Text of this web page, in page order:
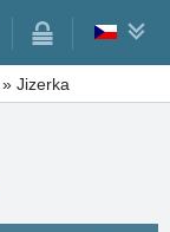
» Jizerka